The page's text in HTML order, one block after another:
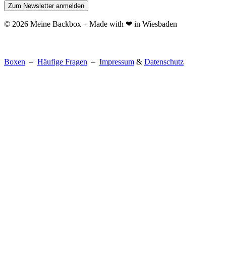
© 2026 Meine Backbox – Made with ❤ in Wiesbaden
Boxen – Häufige Fragen – Impressum & Datenschutz